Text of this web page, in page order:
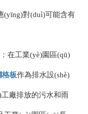
(yīng)對(duì)可能含有
在工業(yè)園區(qū)
格板作為排水設(shè)
工廠排放的污水和雨